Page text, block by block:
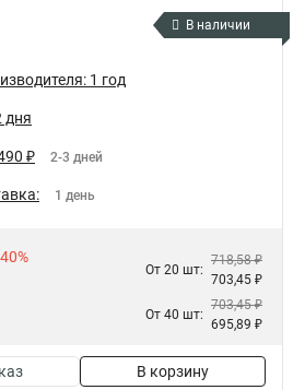
В наличии
1 год
дня
₽ 2-3 дней
1 день
От 20 шт:
718,58 ₽
703,45 ₽
От 40 шт:
703,45 ₽
695,89 ₽
В корзину